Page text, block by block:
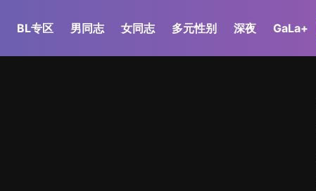
BL专区 男同志 女同志 多元性别 深夜 GaLa+